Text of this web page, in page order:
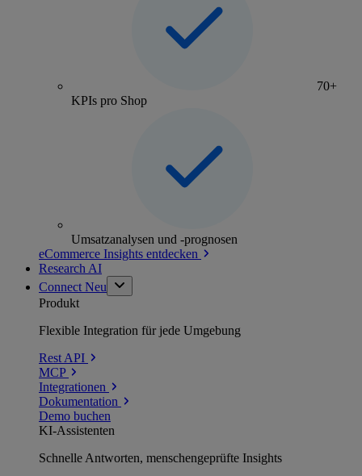
70+
KPIs pro Shop
Umsatzanalysen und -prognosen
eCommerce Insights entdecken
Research AI
Connect Neu
Produkt
Flexible Integration für jede Umgebung
Rest API
MCP
Integrationen
Dokumentation
Demo buchen
KI-Assistenten
Schnelle Antworten, menschengeprüfte Insights